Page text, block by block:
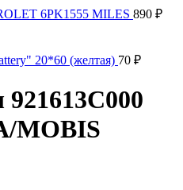
6PK1555 MILES 890 ₽
20*60 (желтая) 70 ₽
MOBIS